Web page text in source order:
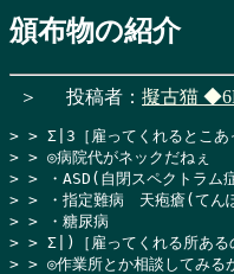
頒布物の紹介
＞ 投稿者： 擬古猫
> > Σ|3［雇ってくれるとこあ
> > ◎病院代がネックだねぇ
> > ・ASD(自閉スペクトラム
> > ・指定難病　天疱瘡(てん
> > ・糖尿病
> > Σ|)［雇ってくれる所ある
> > ◎作業所とか相談してみる